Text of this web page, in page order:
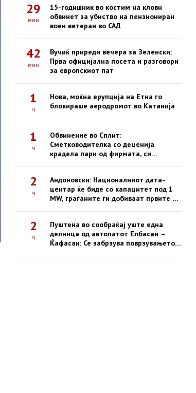
29
мин
15-годишник во костим на кловн
обвинет за убиство на пензиониран
воен ветеран во САД
42
мин
Вучиќ приреди вечера за Зеленски:
Прва официјална посета и разговори
за европскиот пат
1
ч
Нова, моќна ерупција на Етна го
блокираше аеродромот во Катанија
1
ч
Обвинение во Сплит:
Сметководителка со деценија
крадела пари од фирмата, си
2
ч
Андоновски: Националниот дата-
центар ќе биде со капацитет под 1
MW, граѓаните ги добиваат првите е-
2
ч
Пуштена во сообраќај уште една
делница од автопатот Елбасан –
Ќафасан: Се забрзува поврзувањето